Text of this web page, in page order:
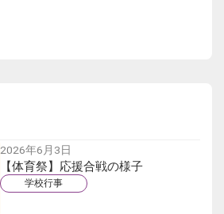
2026年6月3日
【体育祭】応援合戦の様子
学校行事